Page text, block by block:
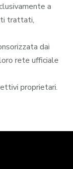
a
trattati,
dai
rete ufficiale
proprietari.